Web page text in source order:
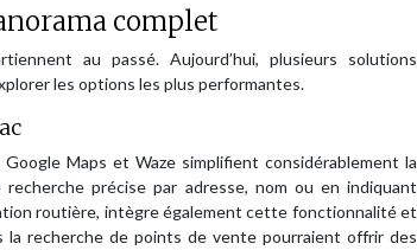
complet
au passé. Aujourd’hui, plusieurs solutions
les options les plus performantes.
Maps et Waze simplifient considérablement la
précise par adresse, nom ou en indiquant
routière, intègre également cette fonctionnalité et
la recherche de points de vente pourraient offrir des